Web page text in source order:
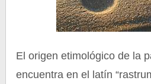
El origen etimológico de la
encuentra en el latín